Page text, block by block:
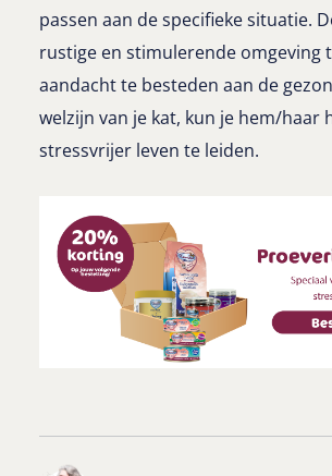
passen aan de specifieke situatie.
rustige en stimulerende omgeving
aandacht te besteden aan de
welzijn van je kat, kun je hem/haar
stressvrijer leven te leiden.